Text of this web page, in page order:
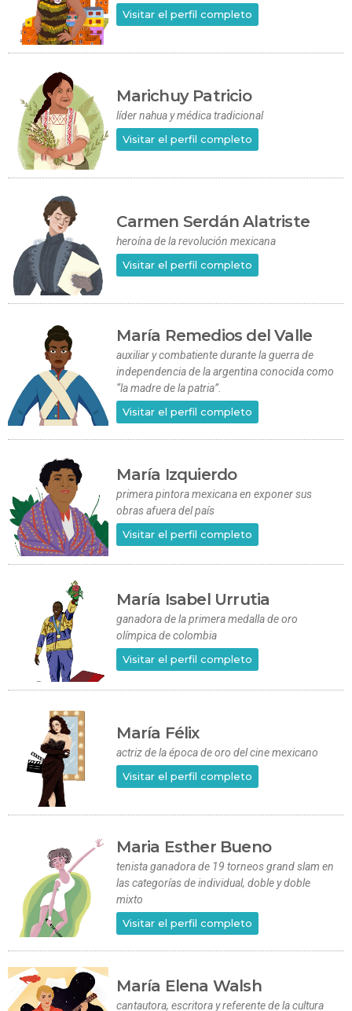
Visitar el perfil completo
Marichuy Patricio
líder nahua y médica tradicional
Visitar el perfil completo
Carmen Serdán Alatriste
heroína de la revolución mexicana
Visitar el perfil completo
María Remedios del Valle
auxiliar y combatiente durante la guerra de
independencia de la argentina conocida como
“la madre de la patria”.
Visitar el perfil completo
María Izquierdo
primera pintora mexicana en exponer sus
obras afuera del país
Visitar el perfil completo
María Isabel Urrutia
ganadora de la primera medalla de oro
olímpica de colombia
Visitar el perfil completo
María Félix
actriz de la época de oro del cine mexicano
Visitar el perfil completo
Maria Esther Bueno
tenista ganadora de 19 torneos grand slam en
las categorías de individual, doble y doble
mixto
Visitar el perfil completo
María Elena Walsh
cantautora, escritora y referente de la cultura